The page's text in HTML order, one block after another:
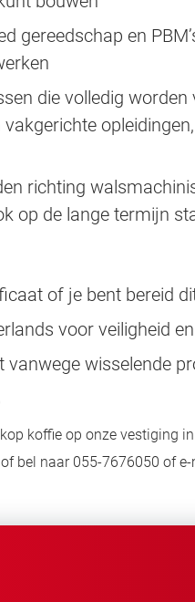
gereedschap en
die volledig worden
richting
op de lange termijn
of je bent bereid
voor veiligheid
vanwege wisselende
koffie op onze vestiging
bel naar 055-7676050 of